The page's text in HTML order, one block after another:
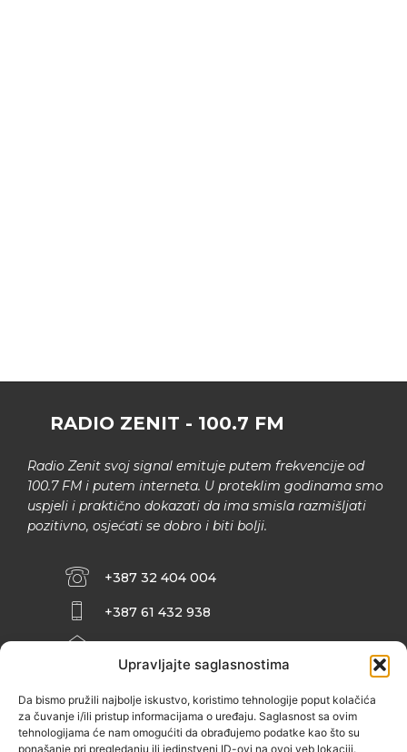
Upravljajte saglasnostima
Da bismo pružili najbolje iskustvo, koristimo tehnologije poput kolačića
za čuvanje i/ili pristup informacijama o uređaju. Saglasnost sa ovim
tehnologijama će nam omogućiti da obrađujemo podatke kao što su
ponašanje pri pregledanju ili jedinstveni ID-ovi na ovoj veb lokaciji.
RADIO ZENIT - 100.7 FM
Radio Zenit svoj signal emituje putem frekvencije od
100.7 FM i putem interneta. U proteklim godinama smo
uspjeli i praktično dokazati da ima smisla razmišljati
pozitivno, osjećati se dobro i biti bolji.
+387 32 404 004
+387 61 432 938
INFO@ZENIT.BA
ZENIČANKA, 3. SPRAT), 72000 ZENICA